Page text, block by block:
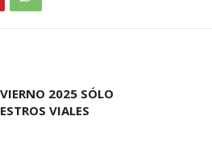
2025 SÓLO
VIALES